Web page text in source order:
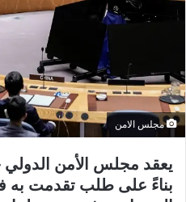
مجلس الامن
يعقد مجلس الأمن الدولي
بناءً على طلب تقدمت به